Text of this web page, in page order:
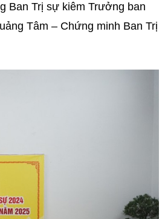
Ban Trị sự kiêm Trưởng ban
Tâm – Chứng minh Ban Trị